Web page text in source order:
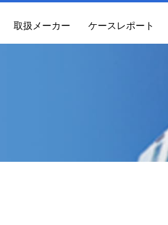
取扱メーカー ケースレポート